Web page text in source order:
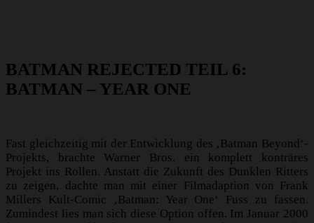
BATMAN REJECTED TEIL 6:
BATMAN – YEAR ONE
Fast gleichzeitig mit der Entwicklung des ‚Batman Beyond‘-
Projekts, brachte Warner Bros. ein komplett konträres
Projekt ins Rollen. Anstatt die Zukunft des Dunklen Ritters
zu zeigen, dachte man mit einer Filmadaption von Frank
Millers Kult-Comic ‚Batman: Year One‘ Fuss zu fassen.
Zumindest lies man sich diese Option offen. Im Januar 2000